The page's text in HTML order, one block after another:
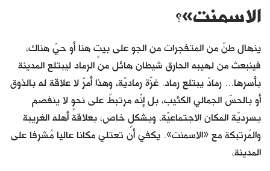
مواضيع
فكرة
دفاتر
بالصورة
كتّابنا
الأرشيف
الاسمنت»؟
ينهال طنٌ من المتفجرات من الجو على بيتٍ هنا أو حيّ هناك،
فينبعث من لهيبه الحارق شيطان هائل من الرماد ليبتلع المدينة
بأسرها... رمادٌ يبتلع رماد. غزّة رماديّة، وهذا أمرٌ لا علاقة له بالذوق
أو بالحسّ الجمالي الكئيب، بل إنّه مرتبطٌ على نحوٍ لا ينفصم
بسرديّة المكان الاجتماعيّة، وبشكلٍ خاص، بعلاقة أهله الغريبة
والمُرتبكة مع «الاسمنت». يكفي أن تعتلي مكانا عاليا مُشرفا على
المدينة،